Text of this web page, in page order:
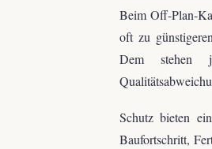
Beim Off-Plan-
oft zu
Dem stehen
Schutz bieten
Baufortschritt,